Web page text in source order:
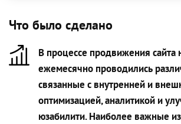
Что было сделано
В процессе продвижения сайта
ежемесячно проводились
связанные с внутренней и
оптимизацией, аналитикой и
юзабилити. Наиболее важные